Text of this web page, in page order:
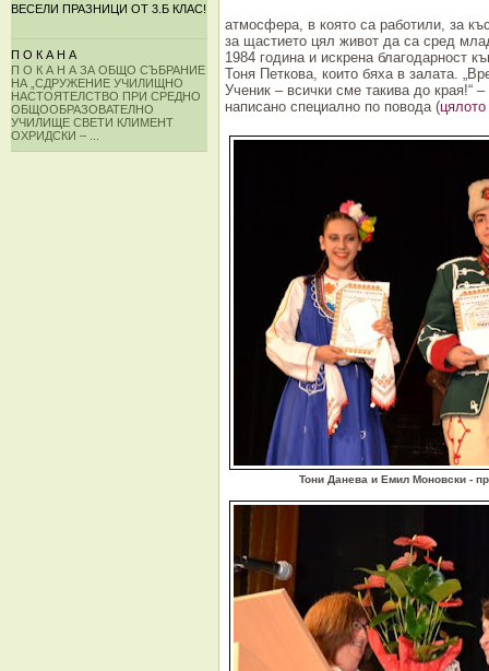
ВЕСЕЛИ ПРАЗНИЦИ ОТ 3.Б КЛАС!
П О К А Н А
П О К А Н А ЗА ОБЩО СЪБРАНИЕ
НА „СДРУЖЕНИЕ УЧИЛИЩНО
НАСТОЯТЕЛСТВО ПРИ СРЕДНО
ОБЩООБРАЗОВАТЕЛНО
УЧИЛИЩЕ СВЕТИ КЛИМЕНТ
ОХРИДСКИ – ...
атмосфера, в която са работили, за
за щастието цял живот да са сред
1984 година и искрена благодарност
Тоня Петкова, които бяха в залата.
Ученик – всички сме такива до края!“
написано специално по повода (
Тони Данева и Емил Моновски -